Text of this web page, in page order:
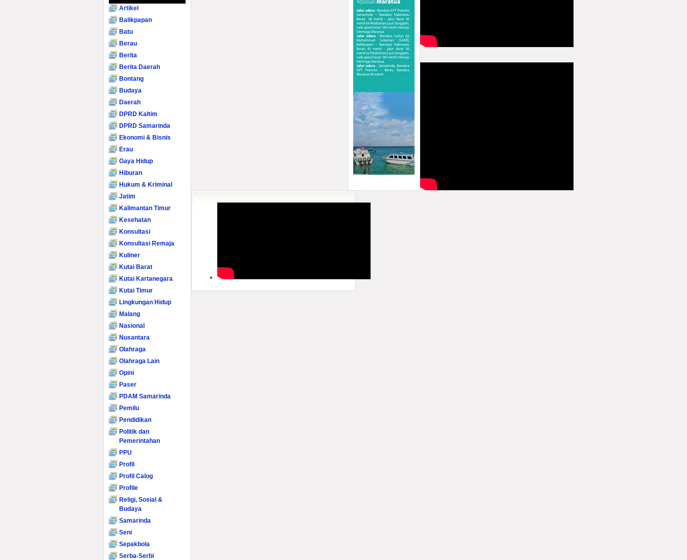
Artikel
Balikpapan
Batu
Berau
Berita
Berita Daerah
Bontang
Budaya
Daerah
DPRD Kaltim
DPRD Samarinda
Ekonomi & Bisnis
Erau
Gaya Hidup
Hiburan
Hukum & Kriminal
Jatim
Kalimantan Timur
Kesehatan
Konsultasi
Konsultasi Remaja
Kuliner
Kutai Barat
Kutai Kartanegara
Kutai Timur
Lingkungan Hidup
Malang
Nasional
Nusantara
Olahraga
Olahraga Lain
Opini
Paser
PDAM Samarinda
Pemilu
Pendidikan
Politik dan
Pemerintahan
PPU
Profil
Profil Calog
Profile
Religi, Sosial &
Budaya
Samarinda
Seni
Sepakbola
Serba-Serbi